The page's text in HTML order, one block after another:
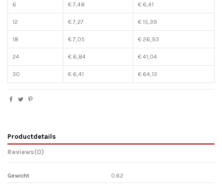
6 € 7,48 € 6,41
12 € 7,27 € 15,39
18 € 7,05 € 26,93
24 € 6,84 € 41,04
30 € 6,41 € 64,13
Productdetails
Reviews(0)
Gewicht 0.62